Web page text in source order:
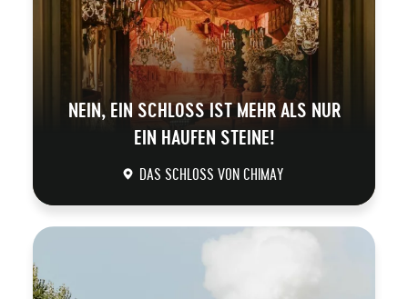
NEIN, EIN SCHLOSS IST MEHR ALS NUR
EIN HAUFEN STEINE!
DAS SCHLOSS VON CHIMAY